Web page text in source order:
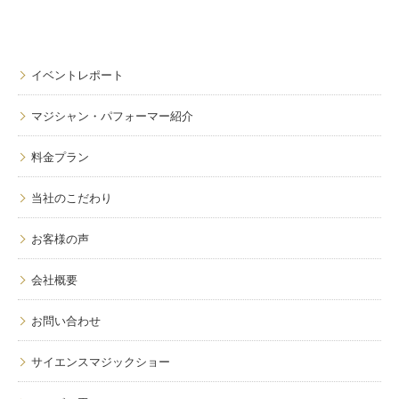
イベントレポート
マジシャン・パフォーマー紹介
料金プラン
当社のこだわり
お客様の声
会社概要
お問い合わせ
サイエンスマジックショー